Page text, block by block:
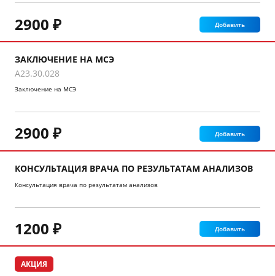
2900 ₽ Добавить
ЗАКЛЮЧЕНИЕ НА МСЭ
A23.30.028
Заключение на МСЭ
2900 ₽ Добавить
КОНСУЛЬТАЦИЯ ВРАЧА ПО РЕЗУЛЬТАТАМ АНАЛИЗОВ
Консультация врача по результатам анализов
1200 ₽ Добавить
АКЦИЯ